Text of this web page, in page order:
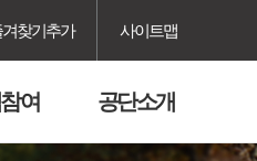
겨찾기추가 사이트맵
여 공단소개